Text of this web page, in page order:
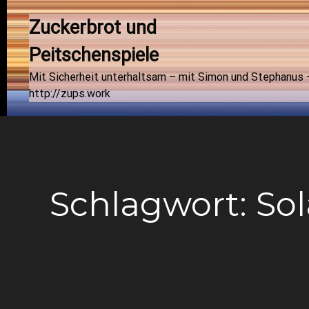
Zuckerbrot und
Peitschenspiele
Mit Sicherheit unterhaltsam – mit Simon und Stephanus
http://zups.work
Schlagwort: